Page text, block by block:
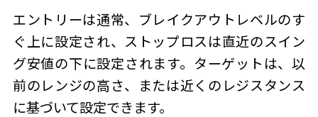
エントリーは通常、ブレイクアウトレベルのす
ぐ上に設定され、ストップロスは直近のスイン
グ安値の下に設定されます。ターゲットは、以
前のレンジの高さ、または近くのレジスタンス
に基づいて設定できます。